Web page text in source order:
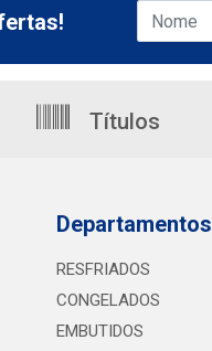
Títulos
Departamentos
RESFRIADOS
CONGELADOS
EMBUTIDOS